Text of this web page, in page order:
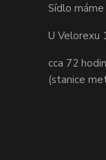
Sídlo
U Velorexu
cca 72
(stanice